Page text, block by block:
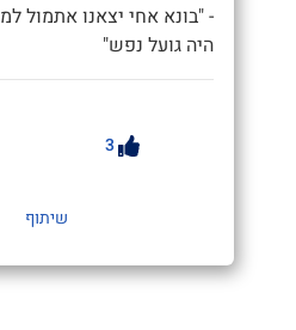
- "בונא אחי יצאנו אתמול
היה גועל נפש"
3
שיתוף